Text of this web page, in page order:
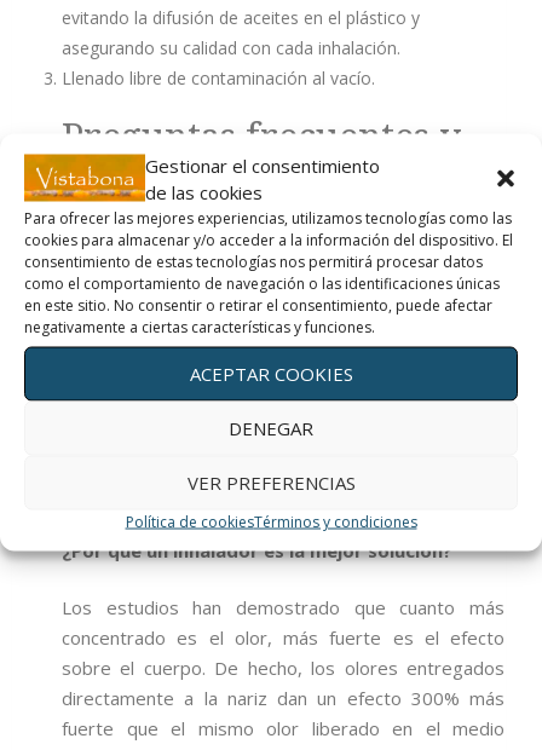
Gestionar el consentimiento
de las cookies
Para ofrecer las mejores experiencias, utilizamos tecnologías como las
cookies para almacenar y/o acceder a la información del dispositivo. El
consentimiento de estas tecnologías nos permitirá procesar datos
como el comportamiento de navegación o las identificaciones únicas
en este sitio. No consentir o retirar el consentimiento, puede afectar
negativamente a ciertas características y funciones.
ACEPTAR COOKIES
DENEGAR
VER PREFERENCIAS
Política de cookiesTérminos y condiciones
evitando la difusión de aceites en el plástico y
asegurando su calidad con cada inhalación.
Llenado libre de contaminación al vacío.
Preguntas frecuentes y
respuestas
¿Qué son los inhaladores naturales aromastick?
AromaStick son inhaladores de aceite esencial 100%
orgánicos. No contienen sustancias adicionales y
absolutamente nada artificial. Tienes un poder puro y
concentrado de la naturaleza. Las mezclas
cuidadosamente diseñadas y combinadas pueden
darte un impulso de energía o un momento de
a través de tu nariz.
¿Por qué un inhalador es la mejor solución?
Los estudios han demostrado que cuanto más
concentrado es el olor, más fuerte es el efecto
sobre el cuerpo. De hecho, los olores entregados
directamente a la nariz dan un efecto 300% más
fuerte que el mismo olor liberado en el medio